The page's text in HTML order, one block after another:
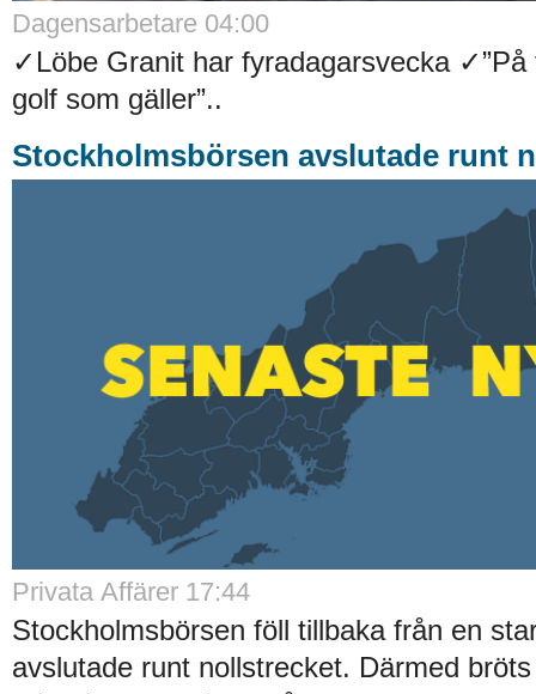
Dagensarbetare 04:00
✓Löbe Granit har fyradagarsvecka ✓”På
golf som gäller”..
Stockholmsbörsen avslutade runt
Privata Affärer 17:44
Stockholmsbörsen föll tillbaka från en
avslutade runt nollstrecket. Därmed